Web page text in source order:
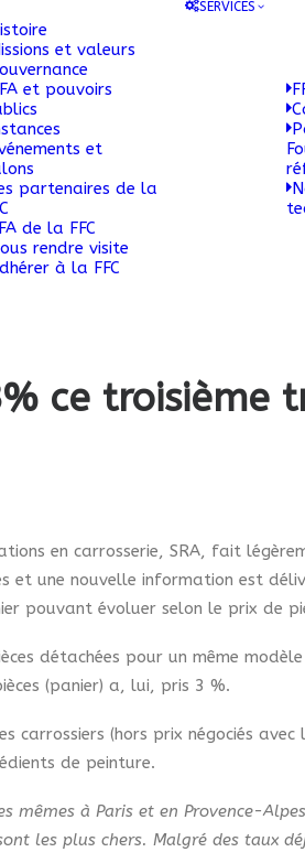
et valeurs
et pouvoirs
et
partenaires de la
de la FFC
rendre visite
à la FFC
SERVICES
ce troisième
en carrosserie, SRA, fait
et une nouvelle information est
pouvant évoluer selon le prix de
détachées pour un même
(panier) a, lui, pris 3 %.
(hors prix négociés
de peinture.
à Paris et en Provence-
les plus chers. Malgré des taux